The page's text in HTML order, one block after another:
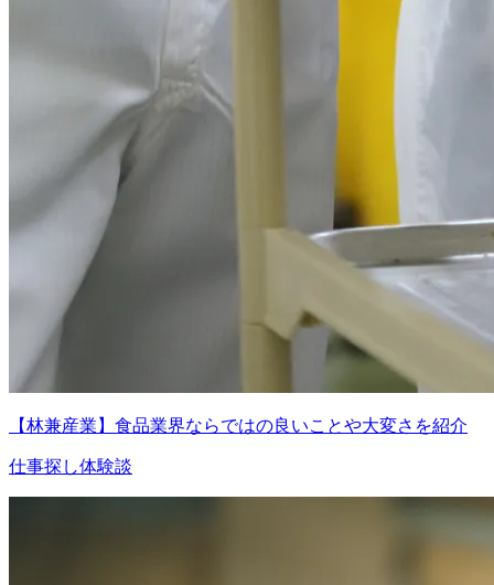
【林兼産業】食品業界ならではの良いことや大変さを紹介
仕事探し体験談